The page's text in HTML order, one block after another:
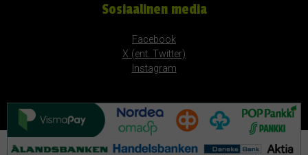
Sosiaalinen media
Facebook
X (ent. Twitter)
Instagram